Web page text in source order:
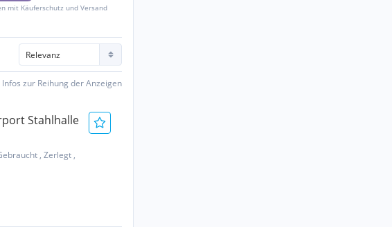
mit Käuferschutz und Versand
Infos zur Reihung der Anzeigen
Stahlhalle
, Zerlegt ,